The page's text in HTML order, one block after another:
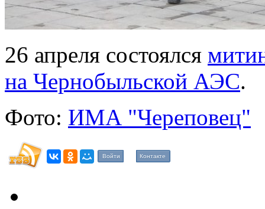
26 апреля состоялся
на Чернобыльской АЭС.
Фото: ИМА "Череповец"
Войти Контакте